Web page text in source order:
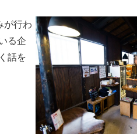
が行わ
る企
話を